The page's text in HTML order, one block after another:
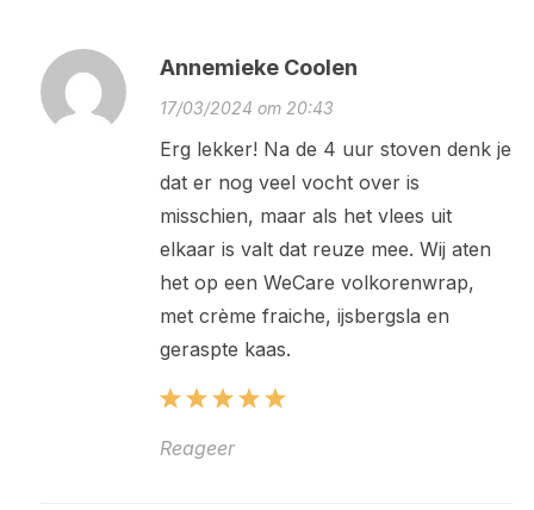
Annemieke Coolen
17/03/2024 om 20:43
Erg lekker! Na de 4 uur stoven denk je
dat er nog veel vocht over is
misschien, maar als het vlees uit
elkaar is valt dat reuze mee. Wij aten
het op een WeCare volkorenwrap,
met crème fraiche, ijsbergsla en
geraspte kaas.
Reageer